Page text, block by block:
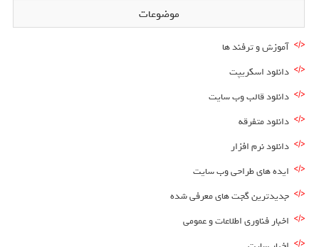
موضوعات
آموزش و ترفند ها
دانلود اسکریپت
دانلود قالب وب سایت
دانلود متفرقه
دانلود نرم افزار
ایده های طراحی وب سایت
جدیدترین گجت های معرفی شده
اخبار فناوری اطلاعات و عمومی